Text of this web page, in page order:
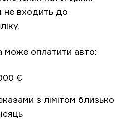
не входить до
може оплатити авто:
€
з лімітом близько